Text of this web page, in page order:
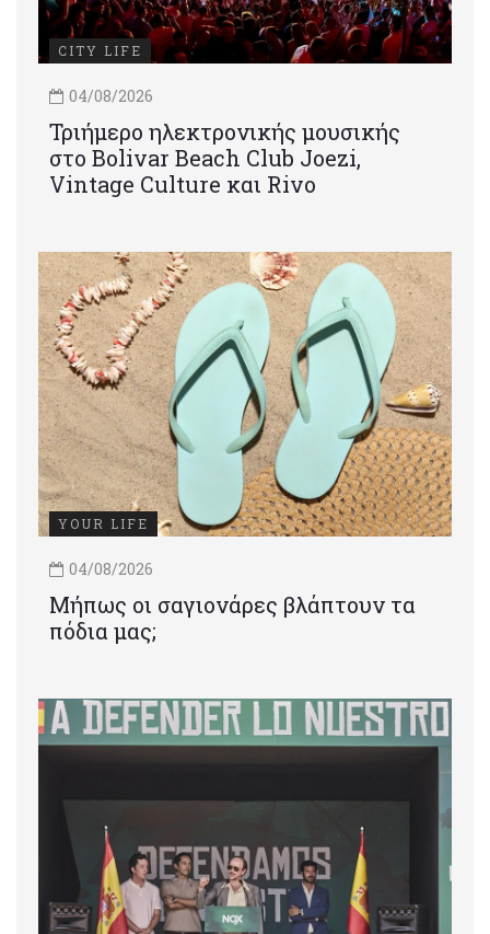
CITY LIFE
04/08/2026
Τριήμερο ηλεκτρονικής μουσικής
στο Bolivar Beach Club Joezi,
Vintage Culture και Rivo
YOUR LIFE
04/08/2026
Μήπως οι σαγιονάρες βλάπτουν τα
πόδια μας;